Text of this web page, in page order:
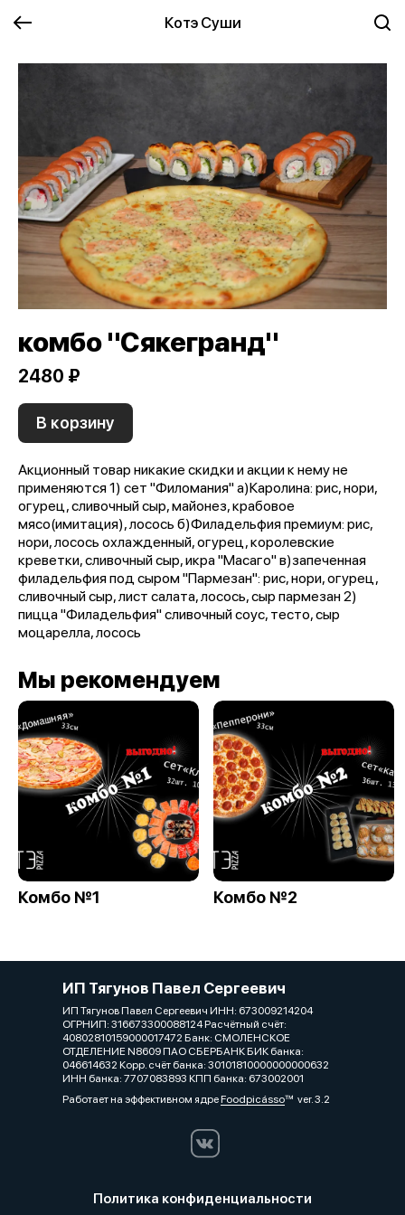
Котэ Суши
комбо "Сякегранд"
2480 ₽
В корзину
Акционный товар никакие скидки и акции к нему не
применяются 1) сет "Филомания" a)Каролина: рис, нори,
огурец, сливочный сыр, майонез, крабовое
мясо(имитация), лосось б)Филадельфия премиум: рис,
нори, лосось охлажденный, огурец, королевские
креветки, сливочный сыр, икра "Масаго" в)запеченная
филадельфия под сыром "Пармезан": рис, нори, огурец,
сливочный сыр, лист салата, лосось, сыр пармезан 2)
пицца "Филадельфия" сливочный соус, тесто, сыр
моцарелла, лосось
Мы рекомендуем
Комбо №1 Комбо №2
ИП Тягунов Павел Сергеевич
ИП Тягунов Павел Сергеевич ИНН: 673009214204
ОГРНИП: 316673300088124 Расчётный счёт:
40802810159000017472 Банк: СМОЛЕНСКОЕ
ОТДЕЛЕНИЕ N8609 ПАО СБЕРБАНК БИК банка:
046614632 Корр. счёт банка: 30101810000000000632
ИНН банка: 7707083893 КПП банка: 673002001
Работает на эффективном ядреFoodpicássover. 3.2
Политика конфиденциальности